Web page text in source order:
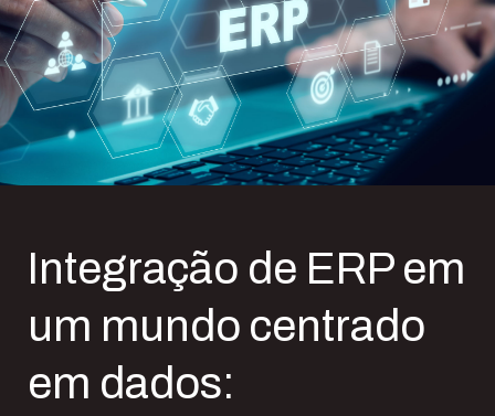
Integração de ERP em
um mundo centrado
em dados: